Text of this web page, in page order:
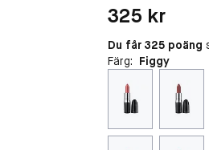
Färg: Figgy
Pris: 325 kr
325 kr
Du får 325 poäng